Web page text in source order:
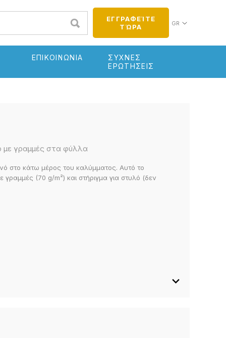
ΕΓΓΡΑΦΕΊΤΕ
ΤΏΡΑ
GR
ΕΠΙΚΟΙΝΩΝΙΑ
ΣΥΧΝΕΣ
ΕΡΩΤΗΣΕΙΣ
με γραμμές στα φύλλα
στο κάτω μέρος του καλύμματος. Αυτό το
γραμμές (70 g/m²) και στήριγμα για στυλό (δεν